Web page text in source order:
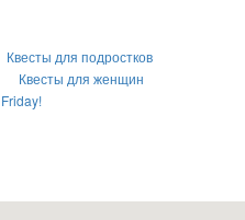
Квесты для подростков
Квесты для женщин